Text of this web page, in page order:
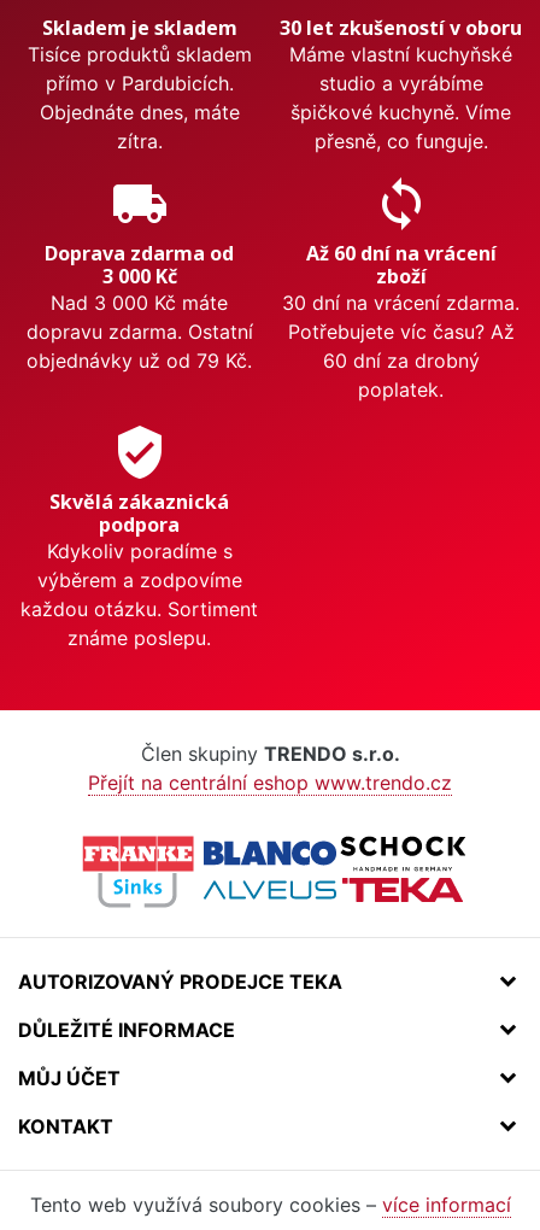
Skladem je skladem
Tisíce produktů skladem
přímo v Pardubicích.
Objednáte dnes, máte
zítra.
30 let zkušeností v oboru
Máme vlastní kuchyňské
studio a vyrábíme
špičkové kuchyně. Víme
přesně, co funguje.
local_shipping
Doprava zdarma od
3 000 Kč
Nad 3 000 Kč máte
dopravu zdarma. Ostatní
objednávky už od 79 Kč.
sync
Až 60 dní na vrácení
zboží
30 dní na vrácení zdarma.
Potřebujete víc času? Až
60 dní za drobný
poplatek.
verified_user
Skvělá zákaznická
podpora
Kdykoliv poradíme s
výběrem a zodpovíme
každou otázku. Sortiment
známe poslepu.
Člen skupiny TRENDO s.r.o.
Přejít na centrální eshop www.trendo.cz
AUTORIZOVANÝ PRODEJCE TEKA
DŮLEŽITÉ INFORMACE
MŮJ ÚČET
KONTAKT
Tento web využívá soubory cookies – více informací